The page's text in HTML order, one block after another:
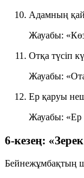
Адамның қай
Жауабы:
Отқа түсіп
Жауабы:
Ер қаруы
Жауабы: «Ер
6-кезең:
Бейнежұмбақтың